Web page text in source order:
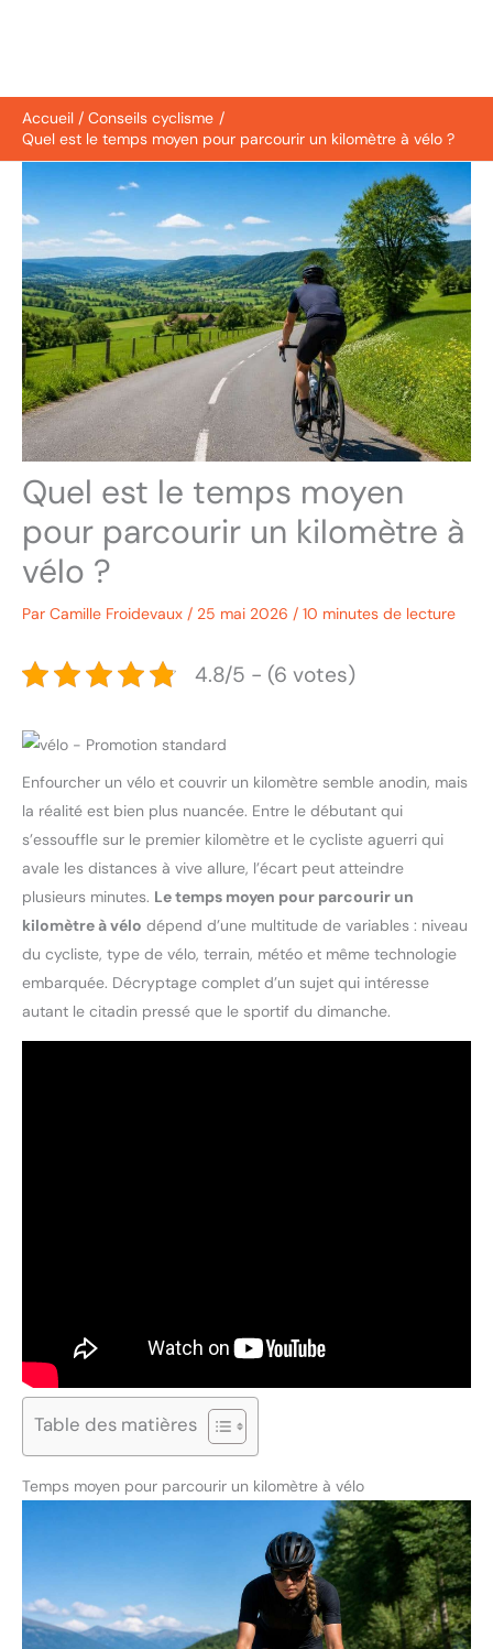
Accueil
Conseils cyclisme
Quel est le temps moyen pour parcourir un kilomètre à vélo ?
Quel est le temps moyen
pour parcourir un kilomètre à
vélo ?
Par Camille Froidevaux / 25 mai 2026 / 10 minutes de lecture
4.8/5 - (6 votes)
Enfourcher un vélo et couvrir un kilomètre semble anodin, mais
la réalité est bien plus nuancée. Entre le débutant qui
s’essouffle sur le premier kilomètre et le cycliste aguerri qui
avale les distances à vive allure, l’écart peut atteindre
plusieurs minutes. Le temps moyen pour parcourir un
kilomètre à vélo dépend d’une multitude de variables : niveau
du cycliste, type de vélo, terrain, météo et même technologie
embarquée. Décryptage complet d’un sujet qui intéresse
autant le citadin pressé que le sportif du dimanche.
Table des matières
Temps moyen pour parcourir un kilomètre à vélo